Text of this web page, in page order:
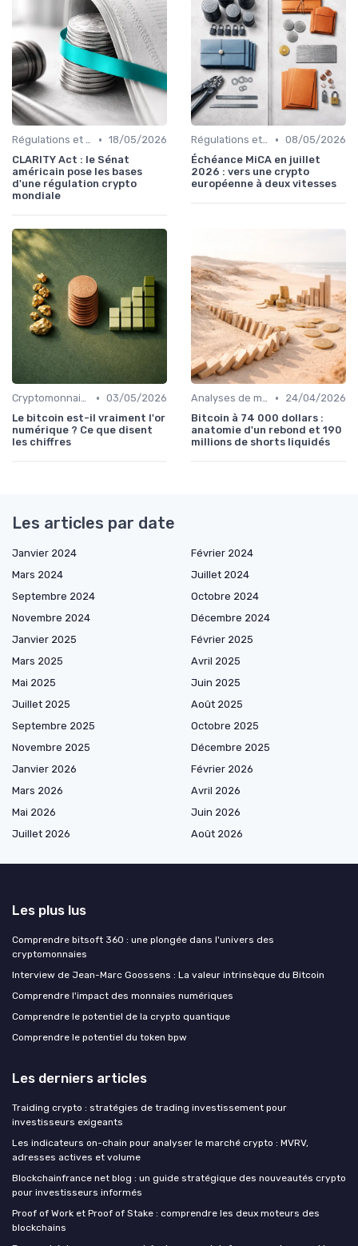
Régulations et législations • 18/05/2026
CLARITY Act : le Sénat
américain pose les bases
d'une régulation crypto
mondiale
Régulations et législations • 08/05/2026
Échéance MiCA en juillet
2026 : vers une crypto
européenne à deux vitesses
Cryptomonnaies populaires • 03/05/2026
Le bitcoin est-il vraiment l'or
numérique ? Ce que disent
les chiffres
Analyses de marché •
24/04/2026
Bitcoin à 74 000 dollars :
anatomie d'un rebond et 190
millions de shorts liquidés
Les articles par date
Janvier 2024
Février 2024
Mars 2024
Juillet 2024
Septembre 2024
Octobre 2024
Novembre 2024
Décembre 2024
Janvier 2025
Février 2025
Mars 2025
Avril 2025
Mai 2025
Juin 2025
Juillet 2025
Août 2025
Septembre 2025
Octobre 2025
Novembre 2025
Décembre 2025
Janvier 2026
Février 2026
Mars 2026
Avril 2026
Mai 2026
Juin 2026
Juillet 2026
Août 2026
Les plus lus
Comprendre bitsoft 360 : une plongée dans l'univers des
cryptomonnaies
Interview de Jean-Marc Goossens : La valeur intrinsèque du Bitcoin
Comprendre l'impact des monnaies numériques
Comprendre le potentiel de la crypto quantique
Comprendre le potentiel du token bpw
Les derniers articles
Traiding crypto : stratégies de trading investissement pour
investisseurs exigeants
Les indicateurs on-chain pour analyser le marché crypto : MVRV,
adresses actives et volume
Blockchainfrance net blog : un guide stratégique des nouveautés crypto
pour investisseurs informés
Proof of Work et Proof of Stake : comprendre les deux moteurs des
blockchains